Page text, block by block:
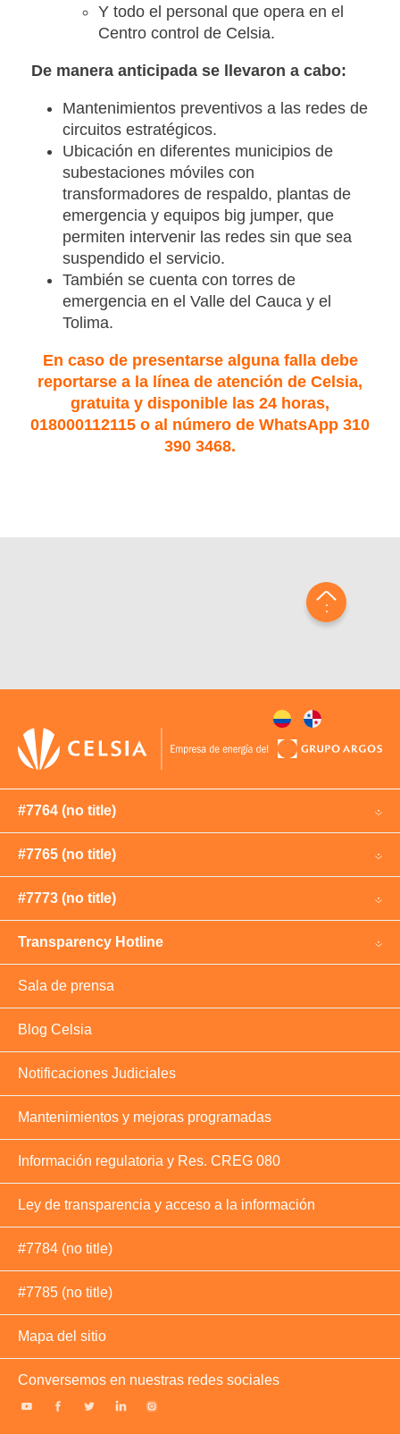
Y todo el personal que opera en el
Centro control de Celsia.
De manera anticipada se llevaron a cabo:
Mantenimientos preventivos a las redes de
circuitos estratégicos.
Ubicación en diferentes municipios de
subestaciones móviles con
transformadores de respaldo, plantas de
emergencia y equipos big jumper, que
permiten intervenir las redes sin que sea
suspendido el servicio.
También se cuenta con torres de
emergencia en el Valle del Cauca y el
Tolima.
En caso de presentarse alguna falla debe
reportarse a la línea de atención de Celsia,
gratuita y disponible las 24 horas,
018000112115 o al número de WhatsApp 310
390 3468.
#7764 (no title)
#7765 (no title)
Sala de prensa
Blog Celsia
#7773 (no title)
Notificaciones Judiciales
Transparency Hotline
Mantenimientos y mejoras programadas
Información regulatoria y Res. CREG 080
Ley de transparencia y acceso a la información
#7784 (no title)
#7785 (no title)
Mapa del sitio
Conversemos en nuestras redes sociales